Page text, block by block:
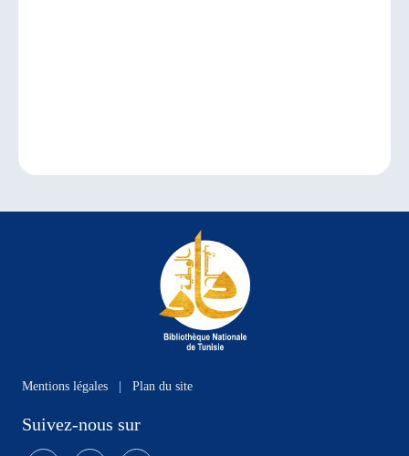
Mentions légales Plan du site
Suivez-nous sur